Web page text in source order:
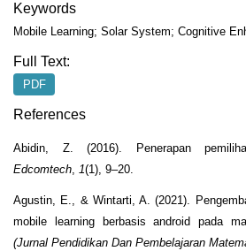
Keywords
Mobile Learning; Solar System; Cognitive
Full Text:
PDF
References
Abidin, Z. (2016). Penerapan
Edcomtech
1(1), 9–20.
Agustin, E., & Wintarti, A. (2021).
mobile learning berbasis android pada
(Jurnal Pendidikan Dan Pembelajaran